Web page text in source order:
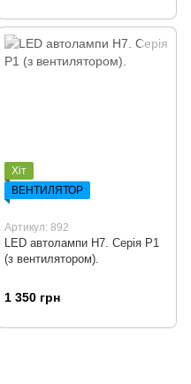
Хіт
ВЕНТИЛЯТОР
Артикул: 892
LED автолампи H7. Серія Р1
(з вентилятором).
1 350 грн